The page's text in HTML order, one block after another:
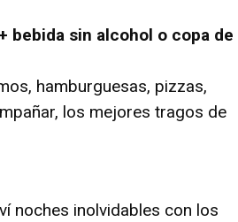
bebida sin alcohol o copa de
hamburguesas, pizzas,
los mejores tragos de
noches inolvidables con los